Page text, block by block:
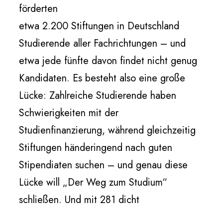
förderten
etwa 2.200 Stiftungen in Deutschland
Studierende aller Fachrichtungen – und
etwa jede fünfte davon findet nicht genug
Kandidaten. Es besteht also eine große
Lücke: Zahlreiche Studierende haben
Schwierigkeiten mit der
Studienfinanzierung, während gleichzeitig
Stiftungen händeringend nach guten
Stipendiaten suchen – und genau diese
Lücke will „Der Weg zum Studium“
schließen. Und mit 281 dicht